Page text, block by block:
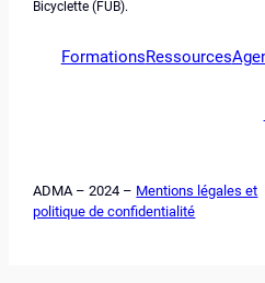
Bicyclette (FUB).
FormationsRessources
ADMA – 2024 – Mentions légales et
politique de confidentialité